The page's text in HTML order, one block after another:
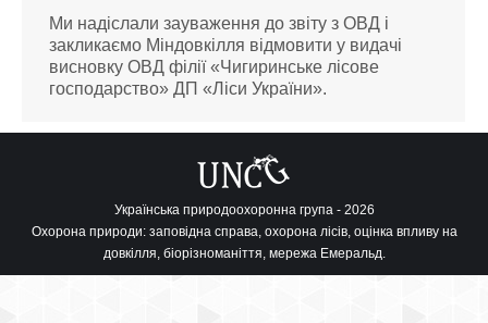
Ми надіслали зауваження до звіту з ОВД і
закликаємо Міндовкілля відмовити у видачі
висновку ОВД філії «Чигиринське лісове
господарство» ДП «Ліси України».
Українська природоохоронна група - 2026
Охорона природи: заповідна справа, охорона лісів, оцінка впливу на
довкілля, біорізноманіття, мережа Емеральд.